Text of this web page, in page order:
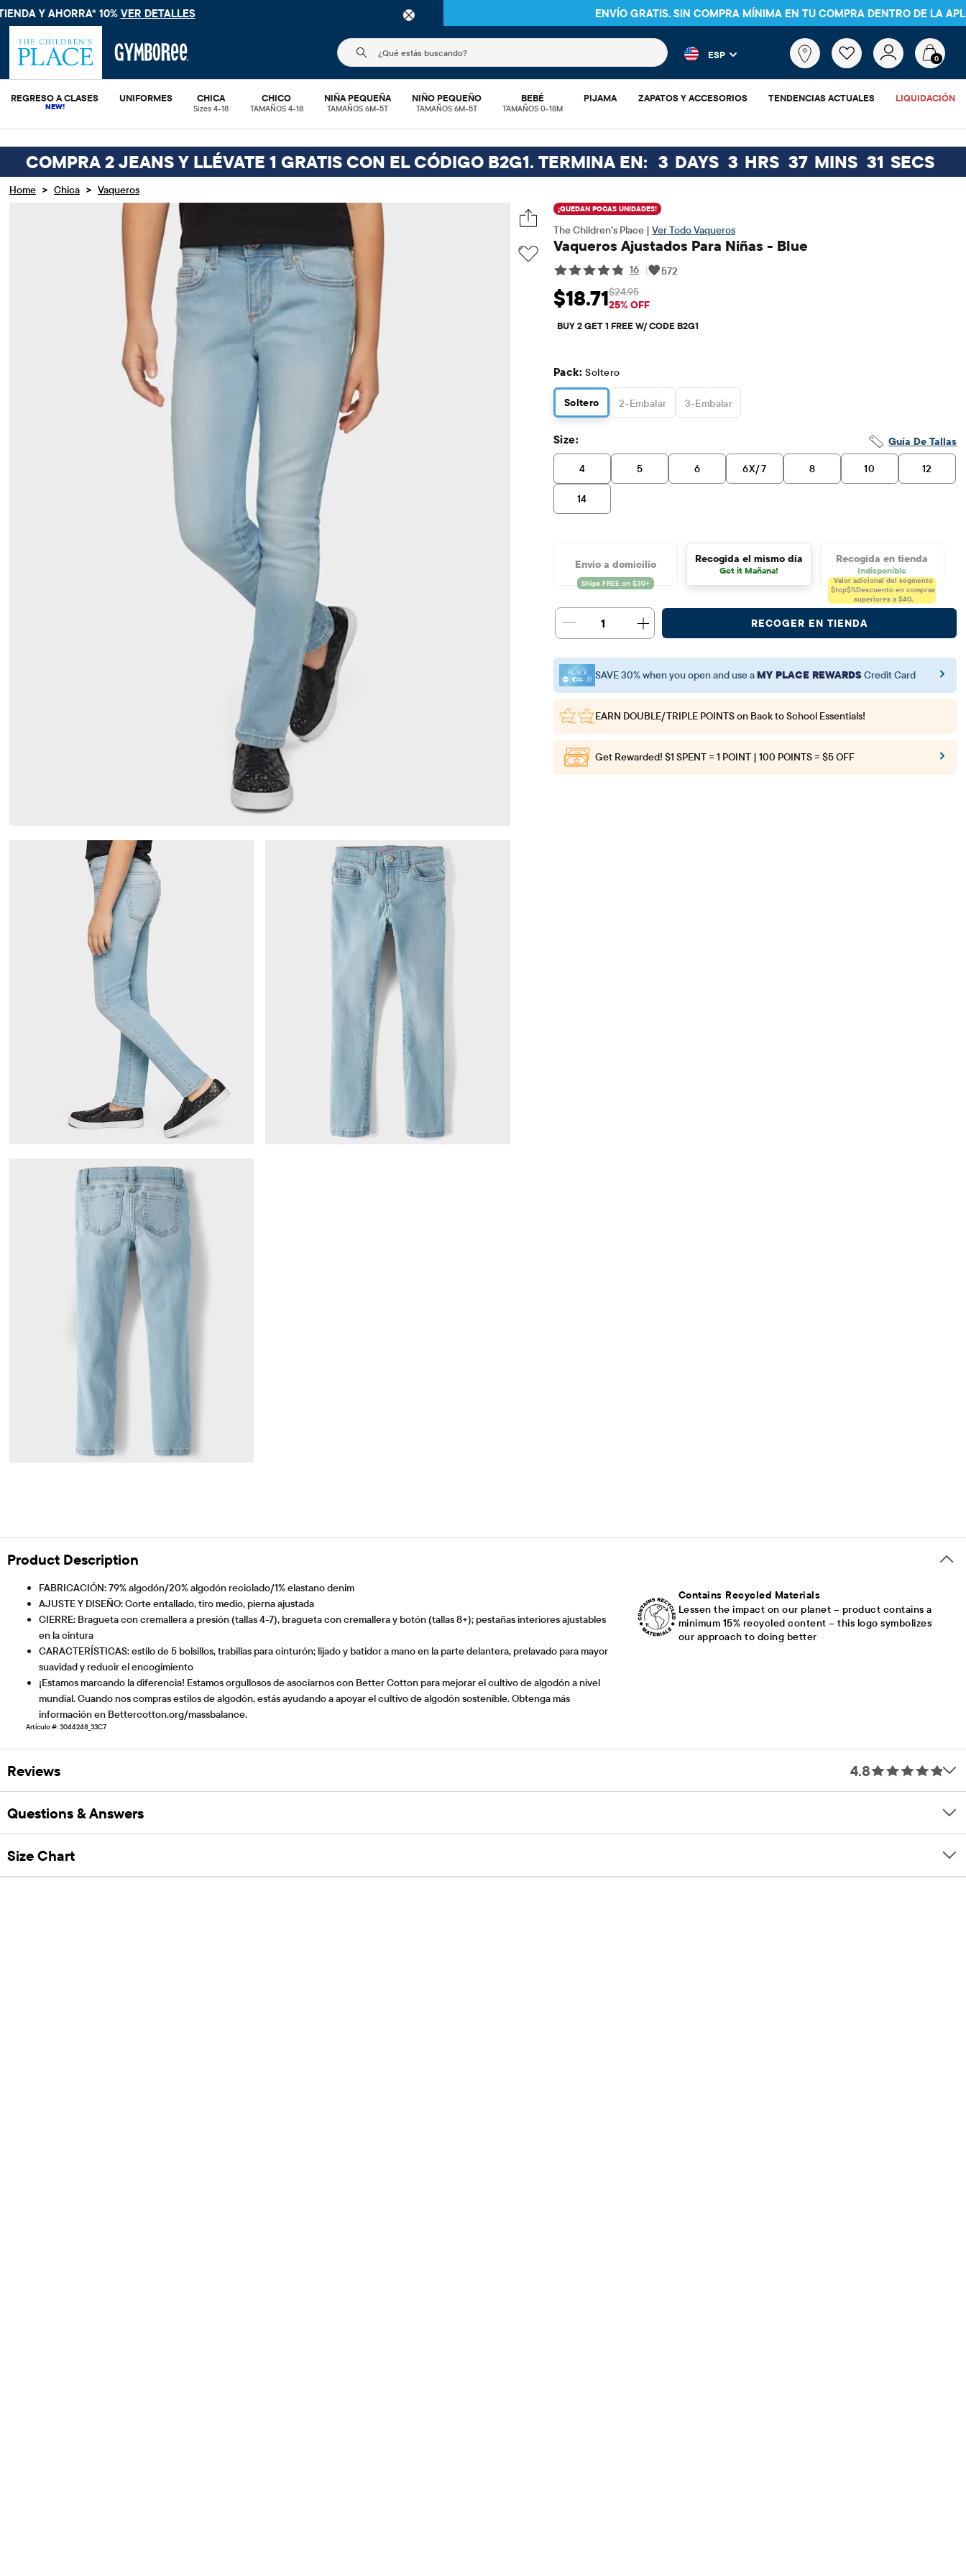
ENVÍO GRATIS EN PEDIDOS DE $30 O MÁS O ENVÍO A TIENDA Y AHORRA* 10%VER DETALLES
El siguiente campo de búsqueda filtra las búsquedas más populares y los resultados de productos a medida que
¿Qué
estás
ESP 0
REGRESO A CLASES UNIFORMES CHICA
Sizes 4-18
CHICO
TAMAÑOS 4-18
NIÑA PEQUEÑA
TAMAÑOS 6M-5T
NIÑO PEQUEÑO
TAMAÑOS 6M-5T
BEBÉ
TAMAÑOS 0-18M
PIJAMA ZAPATOS Y ACCESORIOS TENDENCIAS ACTUALES LIQUIDACIÓN
COMPRA 2 JEANS Y LLÉVATE 1 GRATIS CON EL CÓDIGO B2G1. TERMINA EN: 3 DAYS 3 HRS 37 MINS 30 SECS
Home > Chica > Vaqueros
¡QUEDAN POCAS UNIDADES!
The Children’s Place | Ver Todo Vaqueros
Vaqueros Ajustados Para Niñas - Blue
16 | 572
Precio de venta: $18.71
$18.71 Precio original: $24.95
$24.95
25% OFF
BUY 2 GET 1 FREE W/ CODE B2G1
Pack: Soltero
Soltero 2-Embalar 3-Embalar
Guía De Tallas
Size:
4 5 6 6X/7 8 10 12
14
Envío a domicilio Recogida el mismo día
Get it Mañana!
Recogida en tienda
Indisponible
Valor adicional del segmento
$tcp$%Descuento en compras
superiores a $40.
1 RECOGER EN TIENDA
SAVE 30% when you open and use aMY PLACE REWARDSCredit Card
EARN DOUBLE/TRIPLE POINTSon Back to School Essentials!
Get Rewarded! $1 SPENT = 1 POINT | 100 POINTS = $5 OFF
Product Description
FABRICACIÓN: 79% algodón/20% algodón reciclado/1% elastano denim
AJUSTE Y DISEÑO: Corte entallado, tiro medio, pierna ajustada
CIERRE: Bragueta con cremallera a presión (tallas 4-7), bragueta con cremallera y botón (tallas 8+); pestañas interiores ajustables
en la cintura
CARACTERÍSTICAS: estilo de 5 bolsillos, trabillas para cinturón; lijado y batidor a mano en la parte delantera, prelavado para mayor
suavidad y reducir el encogimiento
¡Estamos marcando la diferencia! Estamos orgullosos de asociarnos con Better Cotton para mejorar el cultivo de algodón a nivel
mundial. Cuando nos compras estilos de algodón, estás ayudando a apoyar el cultivo de algodón sostenible. Obtenga más
información en Bettercotton.org/massbalance.
Artículo #: 3044248_33C7
Contains Recycled Materials
Lessen the impact on our planet – product contains a
minimum 15% recycled content – this logo symbolizes
our approach to doing better
Reviews 4.8
Questions & Answers
Size Chart